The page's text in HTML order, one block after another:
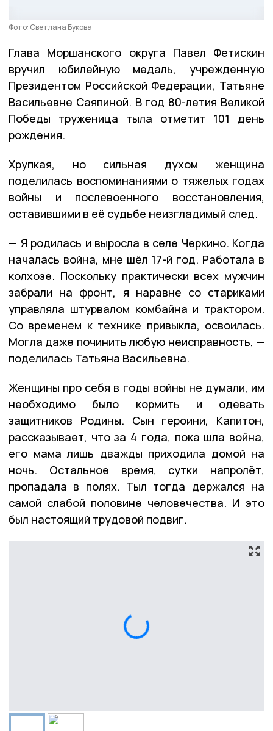
Фото: Светлана Букова
Глава Моршанского округа Павел Фетискин
вручил юбилейную медаль, учрежденную
Президентом Российской Федерации, Татьяне
Васильевне Саяпиной. В год 80-летия Великой
Победы труженица тыла отметит 101 день
рождения.
Хрупкая, но сильная духом женщина
поделилась воспоминаниями о тяжелых годах
войны и послевоенного восстановления,
оставившими в её судьбе неизгладимый след.
— Я родилась и выросла в селе Черкино. Когда
началась война, мне шёл 17-й год. Работала в
колхозе. Поскольку практически всех мужчин
забрали на фронт, я наравне со стариками
управляла штурвалом комбайна и трактором.
Со временем к технике привыкла, освоилась.
Могла даже починить любую неисправность, —
поделилась Татьяна Васильевна.
Женщины про себя в годы войны не думали, им
необходимо было кормить и одевать
защитников Родины. Сын героини, Капитон,
рассказывает, что за 4 года, пока шла война,
его мама лишь дважды приходила домой на
ночь. Остальное время, сутки напролёт,
пропадала в полях. Тыл тогда держался на
самой слабой половине человечества. И это
был настоящий трудовой подвиг.